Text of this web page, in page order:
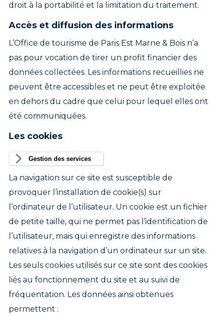
droit à la portabilité et la limitation du traitement.
Accès et diffusion des informations
L’Office de tourisme de Paris Est Marne & Bois n’a
pas pour vocation de tirer un profit financier des
données collectées. Les informations recueillies ne
peuvent être accessibles et ne peut être exploitée
en dehors du cadre que celui pour lequel elles ont
été communiquées.
Les cookies
Gestion des services
La navigation sur ce site est susceptible de
provoquer l’installation de cookie(s) sur
l’ordinateur de l’utilisateur. Un cookie est un fichier
de petite taille, qui ne permet pas l’identification de
l’utilisateur, mais qui enregistre des informations
relatives à la navigation d’un ordinateur sur un site.
Les seuls cookies utilisés sur ce site sont des cookies
liés au fonctionnement du site et au suivi de
fréquentation. Les données ainsi obtenues
permettent :